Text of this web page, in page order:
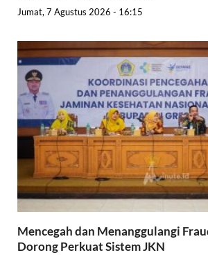
Jumat, 7 Agustus 2026 - 16:15
Mencegah dan Menanggulangi
Dorong Perkuat Sistem JKN